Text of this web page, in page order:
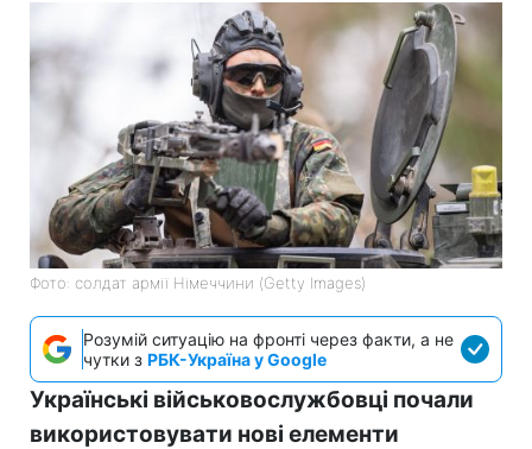
Фото: солдат армії Німеччини (Getty Images)
Розумій ситуацію на фронті через факти, а не
чутки з РБК-Україна у Google
Українські військовослужбовці почали
використовувати нові елементи